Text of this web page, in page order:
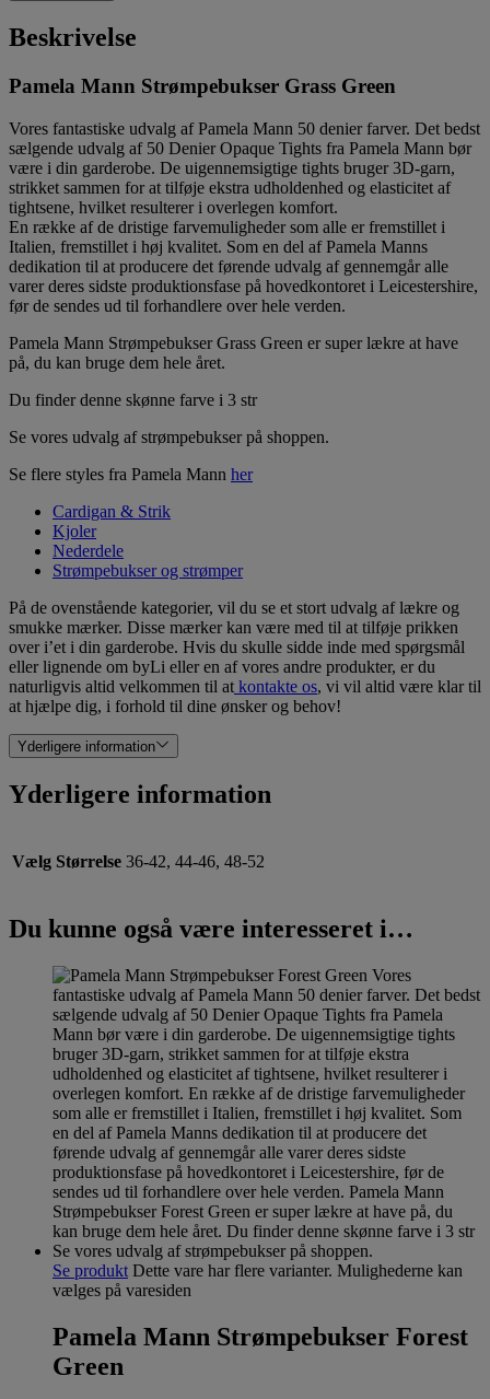
Beskrivelse
Pamela Mann Strømpebukser Grass Green
Vores fantastiske udvalg af Pamela Mann 50 denier farver. Det bedst
sælgende udvalg af 50 Denier Opaque Tights fra Pamela Mann bør
være i din garderobe. De uigennemsigtige tights bruger 3D-garn,
strikket sammen for at tilføje ekstra udholdenhed og elasticitet af
tightsene, hvilket resulterer i overlegen komfort.
En række af de dristige farvemuligheder som alle er fremstillet i
Italien, fremstillet i høj kvalitet. Som en del af Pamela Manns
dedikation til at producere det førende udvalg af gennemgår alle
varer deres sidste produktionsfase på hovedkontoret i Leicestershire,
før de sendes ud til forhandlere over hele verden.
Pamela Mann Strømpebukser Grass Green er super lækre at have
på, du kan bruge dem hele året.
Du finder denne skønne farve i 3 str
Se vores udvalg af strømpebukser på shoppen.
Se flere styles fra Pamela Mann her
Cardigan & Strik
Kjoler
Nederdele
Strømpebukser og strømper
På de ovenstående kategorier, vil du se et stort udvalg af lækre og
smukke mærker. Disse mærker kan være med til at tilføje prikken
over i’et i din garderobe. Hvis du skulle sidde inde med spørgsmål
eller lignende om byLi eller en af vores andre produkter, er du
naturligvis altid velkommen til at kontakte os, vi vil altid være klar til
at hjælpe dig, i forhold til dine ønsker og behov!
Yderligere information
Yderligere information
Vælg Størrelse 36-42, 44-46, 48-52
Du kunne også være interesseret i…
Se produkt Dette vare har flere varianter. Mulighederne kan
vælges på varesiden
Pamela Mann Strømpebukser Forest
Green